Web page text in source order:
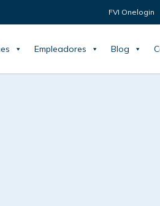
FVI Onelogin
Empleadores Blog